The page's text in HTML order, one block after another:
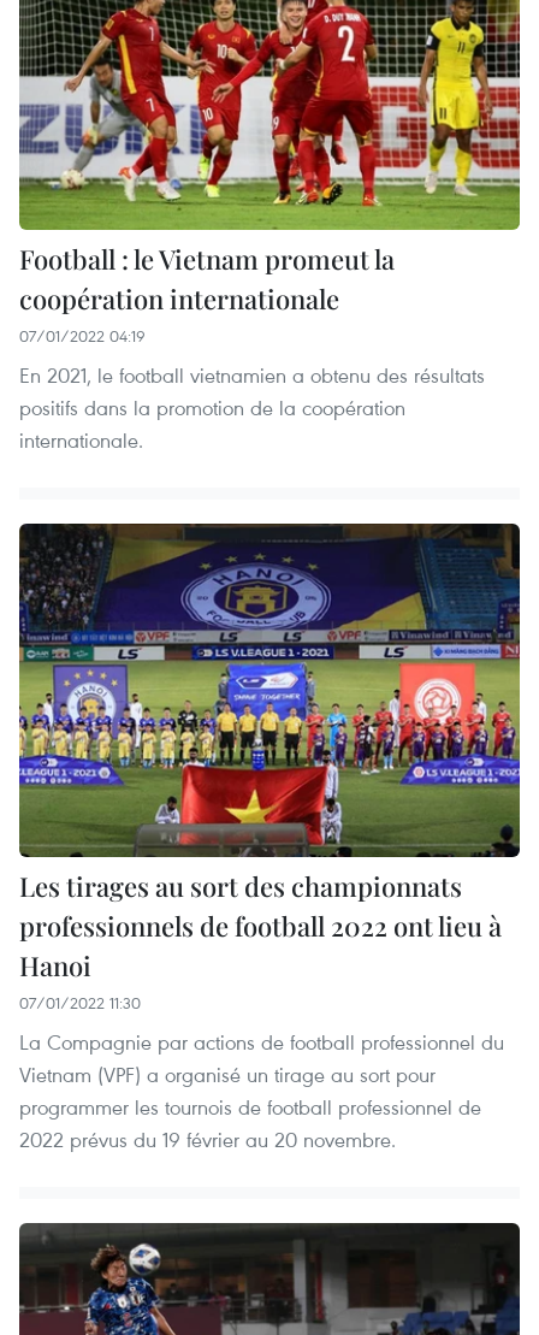
Football : le Vietnam promeut la
coopération internationale
07/01/2022 04:19
En 2021, le football vietnamien a obtenu des résultats
positifs dans la promotion de la coopération
internationale.
Les tirages au sort des championnats
professionnels de football 2022 ont lieu à
Hanoi
07/01/2022 11:30
La Compagnie par actions de football professionnel du
Vietnam (VPF) a organisé un tirage au sort pour
programmer les tournois de football professionnel de
2022 prévus du 19 février au 20 novembre.